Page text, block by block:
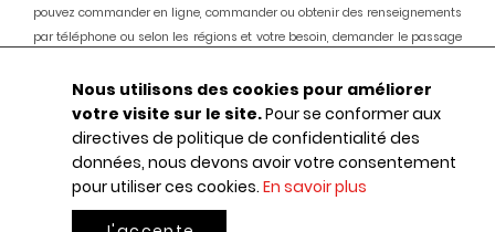
pouvez commander en ligne, commander ou obtenir des renseignements
par téléphone ou selon les régions et votre besoin, demander le passage
Machines : Pour la marbrerie de décoration, usinage etpolissage
marbres, granits, bétons, céramiques, dekton :Débiteuses, découpes jet
polissageautomatique des chants, centres d'usinages 3 et 5 axes,
robot, fil diamant, traitement des boues, aspiration des poussières,
ponçage de sols marbres et granits, équipements portatifs en
pneumatiqueetc... : Une offre globale au service de votre activité.
Nous utilisons des cookies pour améliorer
votre visite sur le site.Pour se conformer aux
directives de politique de confidentialité des
données, nous devons avoir votre consentement
pour utiliser ces cookies. En savoir plus